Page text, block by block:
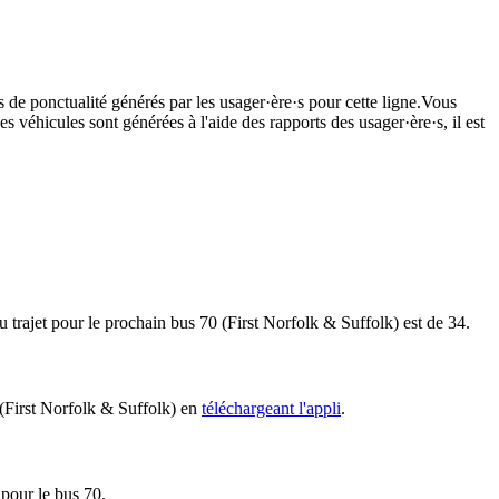
ponctualité générés par les usager·ère·s pour cette ligne.Vous
sont générées à l'aide des rapports des usager·ère·s, il est
trajet pour le prochain bus 70 (First Norfolk & Suffolk) est de 34.
(First Norfolk & Suffolk) en téléchargeant l'appli.
le bus 70.